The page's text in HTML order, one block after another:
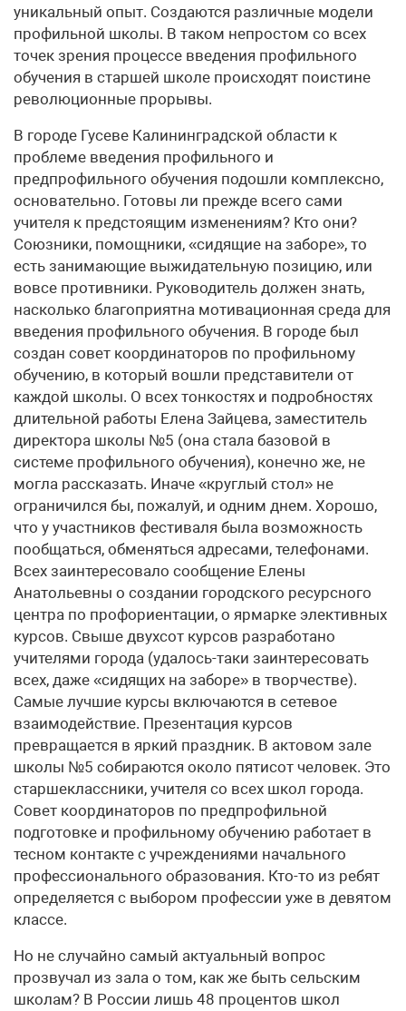
уникальный опыт. Создаются различные модели
профильной школы. В таком непростом со всех
точек зрения процессе введения профильного
обучения в старшей школе происходят поистине
революционные прорывы.
В городе Гусеве Калининградской области к
проблеме введения профильного и
предпрофильного обучения подошли комплексно,
основательно. Готовы ли прежде всего сами
учителя к предстоящим изменениям? Кто они?
Союзники, помощники, «сидящие на заборе», то
есть занимающие выжидательную позицию, или
вовсе противники. Руководитель должен знать,
насколько благоприятна мотивационная среда для
введения профильного обучения. В городе был
создан совет координаторов по профильному
обучению, в который вошли представители от
каждой школы. О всех тонкостях и подробностях
длительной работы Елена Зайцева, заместитель
директора школы №5 (она стала базовой в
системе профильного обучения), конечно же, не
могла рассказать. Иначе «круглый стол» не
ограничился бы, пожалуй, и одним днем. Хорошо,
что у участников фестиваля была возможность
пообщаться, обменяться адресами, телефонами.
Всех заинтересовало сообщение Елены
Анатольевны о создании городского ресурсного
центра по профориентации, о ярмарке элективных
курсов. Свыше двухсот курсов разработано
учителями города (удалось-таки заинтересовать
всех, даже «сидящих на заборе» в творчестве).
Самые лучшие курсы включаются в сетевое
взаимодействие. Презентация курсов
превращается в яркий праздник. В актовом зале
школы №5 собираются около пятисот человек. Это
старшеклассники, учителя со всех школ города.
Совет координаторов по предпрофильной
подготовке и профильному обучению работает в
тесном контакте с учреждениями начального
профессионального образования. Кто-то из ребят
определяется с выбором профессии уже в девятом
классе.
Но не случайно самый актуальный вопрос
прозвучал из зала о том, как же быть сельским
школам? В России лишь 48 процентов школ